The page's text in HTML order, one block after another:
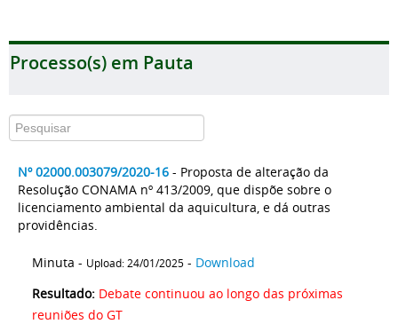
Processo(s) em Pauta
Nº 02000.003079/2020-16 - Proposta de alteração da
Resolução CONAMA nº 413/2009, que dispõe sobre o
licenciamento ambiental da aquicultura, e dá outras
providências.
Minuta - Upload: 24/01/2025 - Download
Resultado: Debate continuou ao longo das próximas
reuniões do GT